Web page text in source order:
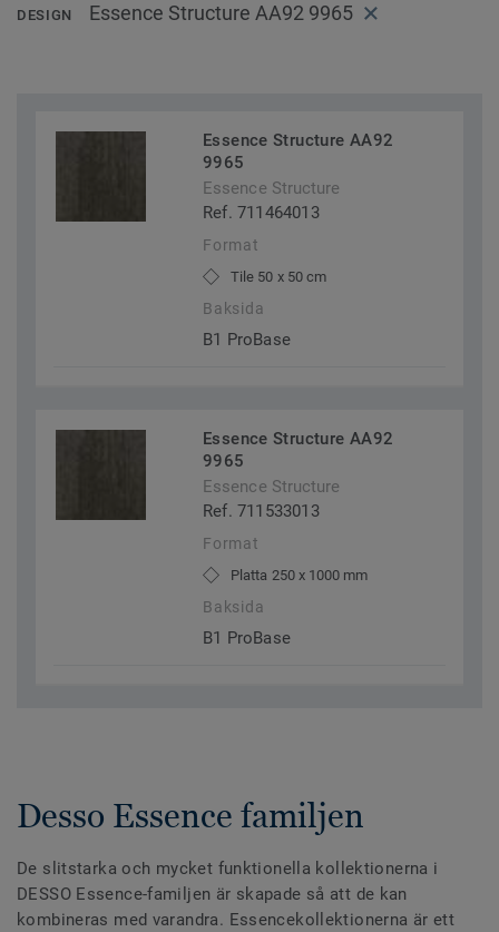
DESIGN Essence Structure AA92 9965
Essence Structure AA92
9965
Essence Structure
Ref. 711464013
Format
Tile 50 x 50 cm
Baksida
B1 ProBase
Essence Structure AA92
9965
Essence Structure
Ref. 711533013
Format
Platta 250 x 1000 mm
Baksida
B1 ProBase
Desso Essence familjen
De slitstarka och mycket funktionella kollektionerna i
DESSO Essence-familjen är skapade så att de kan
kombineras med varandra. Essencekollektionerna är ett